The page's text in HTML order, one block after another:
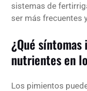
sistemas de
ser más frecuentes
¿Qué
nutrientes en
Los pimientos